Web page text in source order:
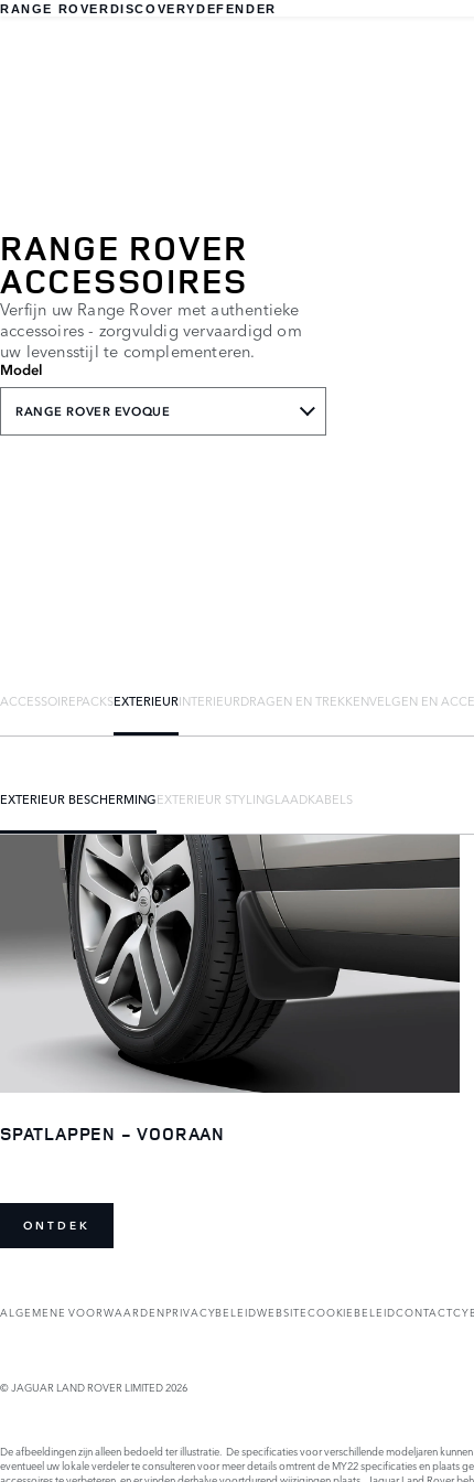
RANGE ROVERDISCOVERYDEFENDER
RANGE ROVER
ACCESSOIRES
Verfijn uw Range Rover met authentieke
accessoires - zorgvuldig vervaardigd om
uw levensstijl te complementeren.
Model
RANGE ROVER EVOQUE
ACCESSOIREPACKSEXTERIEURINTERIEURDRAGEN EN TREKKENVELGEN EN
EXTERIEUR BESCHERMINGEXTERIEUR STYLINGLAADKABELS
SPATLAPPEN - VOORAAN
ONTDEK
ALGEMENE VOORWAARDENPRIVACYBELEIDWEBSITECOOKIEBELEIDCONTACT
© JAGUAR LAND ROVER LIMITED 2026
De afbeeldingen zijn alleen bedoeld ter illustratie. De specificaties voor verschillende modeljaren
eventueel uw lokale verdeler te consulteren voor meer details omtrent de MY22 specificaties en plaats